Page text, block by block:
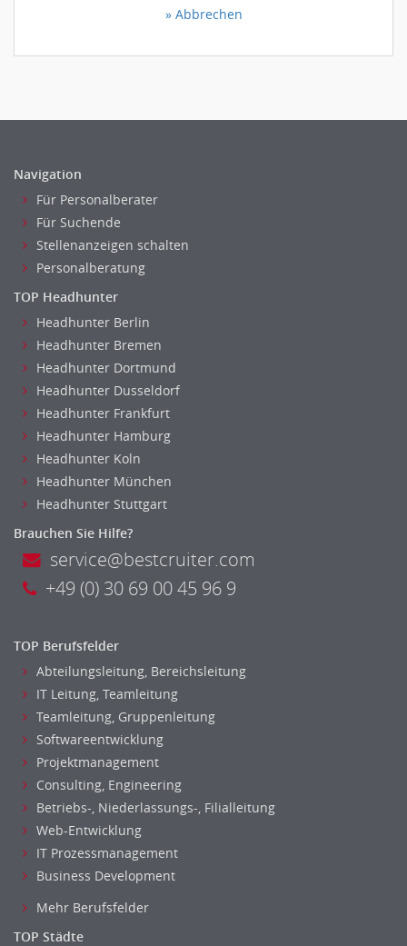
» Abbrechen
Navigation
Für Personalberater
Für Suchende
Stellenanzeigen schalten
Personalberatung
TOP Headhunter
Headhunter Berlin
Headhunter Bremen
Headhunter Dortmund
Headhunter Dusseldorf
Headhunter Frankfurt
Headhunter Hamburg
Headhunter Koln
Headhunter München
Headhunter Stuttgart
Brauchen Sie Hilfe?
service@bestcruiter.com
+49 (0) 30 69 00 45 96 9
TOP Berufsfelder
Abteilungsleitung, Bereichsleitung
IT Leitung, Teamleitung
Teamleitung, Gruppenleitung
Softwareentwicklung
Projektmanagement
Consulting, Engineering
Betriebs-, Niederlassungs-, Filialleitung
Web-Entwicklung
IT Prozessmanagement
Business Development
Mehr Berufsfelder
TOP Städte